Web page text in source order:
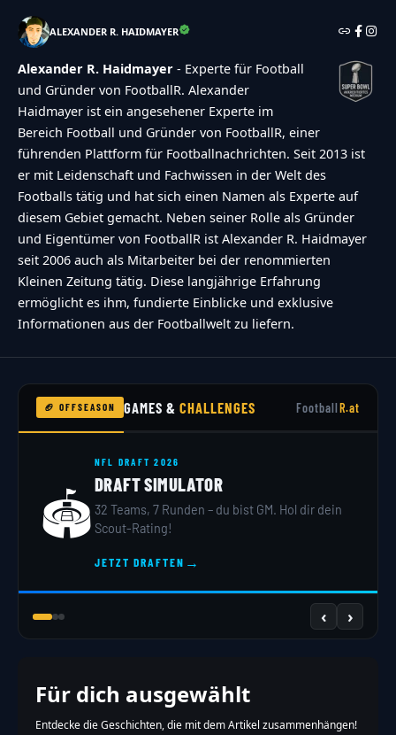
ALEXANDER R. HAIDMAYER
Alexander R. Haidmayer - Experte für Football
und Gründer von FootballR. Alexander
Haidmayer ist ein angesehener Experte im
Bereich Football und Gründer von FootballR, einer
führenden Plattform für Footballnachrichten. Seit 2013 ist
er mit Leidenschaft und Fachwissen in der Welt des
Footballs tätig und hat sich einen Namen als Experte auf
diesem Gebiet gemacht. Neben seiner Rolle als Gründer
und Eigentümer von FootballR ist Alexander R. Haidmayer
seit 2006 auch als Mitarbeiter bei der renommierten
Kleinen Zeitung tätig. Diese langjährige Erfahrung
ermöglicht es ihm, fundierte Einblicke und exklusive
Informationen aus der Footballwelt zu liefern.
🏈 OFFSEASON GAMES &CHALLENGES FootballR.at
🏟️
NFL DRAFT 2026
DRAFT SIMULATOR
32 Teams, 7 Runden – du bist GM. Hol dir dein
Scout-Rating!
JETZT DRAFTEN →
‹ ›
Für dich ausgewählt
Entdecke die Geschichten, die mit dem Artikel zusammenhängen!